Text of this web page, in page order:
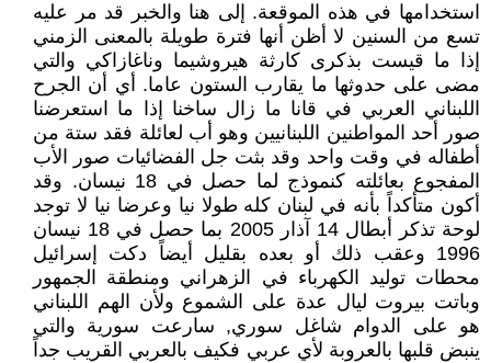
استخدامها في هذه الموقعة. إلى هنا والخبر قد مر عليه
تسع من السنين لا أظن أنها فترة طويلة بالمعنى الزمني
إذا ما قيست بذكرى كارثة هيروشيما وناغازاكي والتي
مضى على حدوثها ما يقارب الستون عاما. أي أن الجرح
اللبناني العربي في قانا ما زال ساخنا إذا ما استعرضنا
صور أحد المواطنين اللبنانيين وهو أب لعائلة فقد ستة من
أطفاله في وقت واحد وقد بثت جل الفضائيات صور الأب
المفجوع بعائلته كنموذج لما حصل في 18 نيسان. وقد
أكون متأكداً بأنه في لبنان كله طولا نيا وعرضا نيا لا توجد
لوحة تذكر أبطال 14 آذار 2005 بما حصل في 18 نيسان
1996 وعقب ذلك أو بعده بقليل أيضاً دكت إسرائيل
محطات توليد الكهرباء في الزهراني ومنطقة الجمهور
وباتت بيروت ليال عدة على الشموع ولأن الهم اللبناني
هو على الدوام شاغل سوري, سارعت سورية والتي
ينبض قلبها بالعروبة لأي عربي فكيف بالعربي القريب جداً